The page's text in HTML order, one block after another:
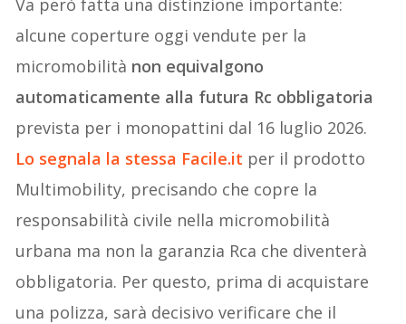
alcune coperture oggi vendute per la
micromobilità non equivalgono
automaticamente alla futura Rc obbligatoria
prevista per i monopattini dal 16 luglio 2026.
Lo segnala la stessa Facile.it per il prodotto
Multimobility, precisando che copre la
responsabilità civile nella micromobilità
urbana ma non la garanzia Rca che diventerà
obbligatoria. Per questo, prima di acquistare
una polizza, sarà decisivo verificare che il